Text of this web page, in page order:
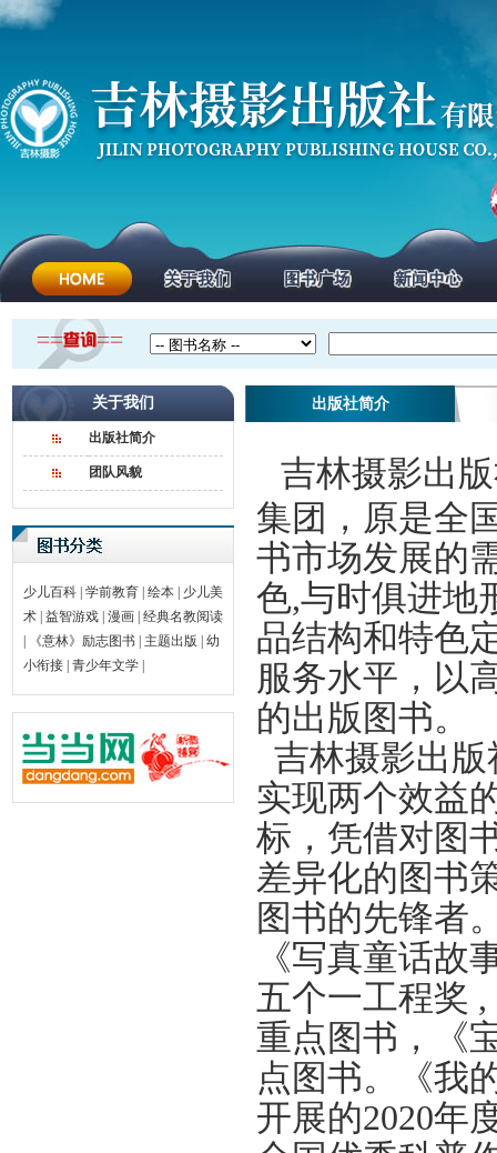
关于我们
出版社简介
团队风貌
少儿百科 学前教育 绘本
少儿美
术 益智游戏 漫画 经典名教阅读
《意林》励志图书 主题出版
幼
小衔接 青少年文学
出版社简介
吉林摄影出
集团，原是全
书市场发展的
色,与时俱进地
品结构和特色
服务水平，以
的出版图书。
吉林摄影出
实现两个效益
标，凭借对图
差异化的图书
图书的先锋者
《写真童话故
五个一工程奖
重点图书，《
点图书。《我
开展的2020年